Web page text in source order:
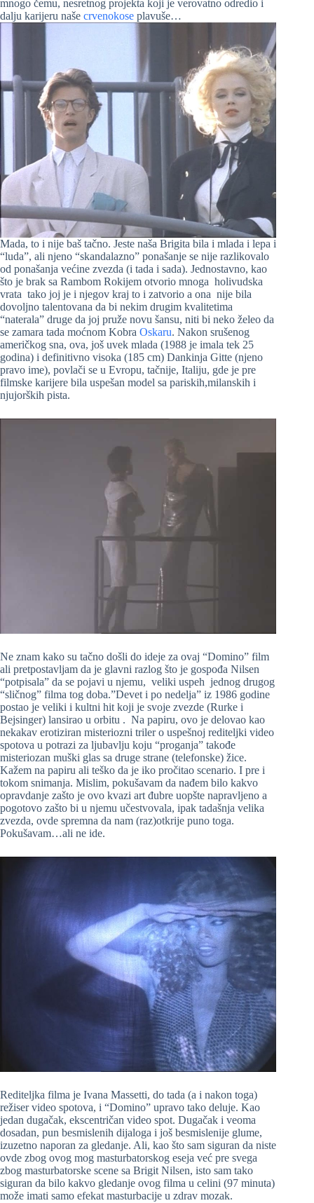
mnogo čemu, nesretnog projekta koji je verovatno odredio i
dalju karijeru naše crvenokose plavuše…
Mada, to i nije baš tačno. Jeste naša Brigita bila i mlada i lepa i
“luda”, ali njeno “skandalazno” ponašanje se nije razlikovalo
od ponašanja većine zvezda (i tada i sada). Jednostavno, kao
što je brak sa Rambom Rokijem otvorio mnoga holivudska
vrata tako joj je i njegov kraj to i zatvorio a ona nije bila
dovoljno talentovana da bi nekim drugim kvalitetima
“naterala” druge da joj pruže novu šansu, niti bi neko želeo da
se zamara tada moćnom Kobra Oskaru. Nakon srušenog
američkog sna, ova, još uvek mlada (1988 je imala tek 25
godina) i definitivno visoka (185 cm) Dankinja Gitte (njeno
pravo ime), povlači se u Evropu, tačnije, Italiju, gde je pre
filmske karijere bila uspešan model sa pariskih,milanskih i
njujorških pista.
Ne znam kako su tačno došli do ideje za ovaj “Domino” film
ali pretpostavljam da je glavni razlog što je gospođa Nilsen
“potpisala” da se pojavi u njemu, veliki uspeh jednog drugog
“sličnog” filma tog doba.”Devet i po nedelja” iz 1986 godine
postao je veliki i kultni hit koji je svoje zvezde (Rurke i
Bejsinger) lansirao u orbitu . Na papiru, ovo je delovao kao
nekakav erotiziran misteriozni triler o uspešnoj rediteljki video
spotova u potrazi za ljubavlju koju “proganja” takođe
misteriozan muški glas sa druge strane (telefonske) žice.
Kažem na papiru ali teško da je iko pročitao scenario. I pre i
tokom snimanja. Mislim, pokušavam da nađem bilo kakvo
opravdanje zašto je ovo kvazi art đubre uopšte napravljeno a
pogotovo zašto bi u njemu učestvovala, ipak tadašnja velika
zvezda, ovde spremna da nam (raz)otkrije puno toga.
Pokušavam…ali ne ide.
Rediteljka filma je Ivana Massetti, do tada (a i nakon toga)
režiser video spotova, i “Domino” upravo tako deluje. Kao
jedan dugačak, ekscentričan video spot. Dugačak i veoma
dosadan, pun besmislenih dijaloga i još besmislenije glume,
izuzetno naporan za gledanje. Ali, kao što sam siguran da niste
ovde zbog ovog mog masturbatorskog eseja već pre svega
zbog masturbatorske scene sa Brigit Nilsen, isto sam tako
siguran da bilo kakvo gledanje ovog filma u celini (97 minuta)
može imati samo efekat masturbacije u zdrav mozak.